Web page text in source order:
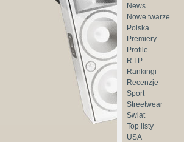
News
Nowe twarze
Polska
Premiery
Profile
R.I.P.
Rankingi
Recenzje
Sport
Streetwear
Świat
Top listy
USA